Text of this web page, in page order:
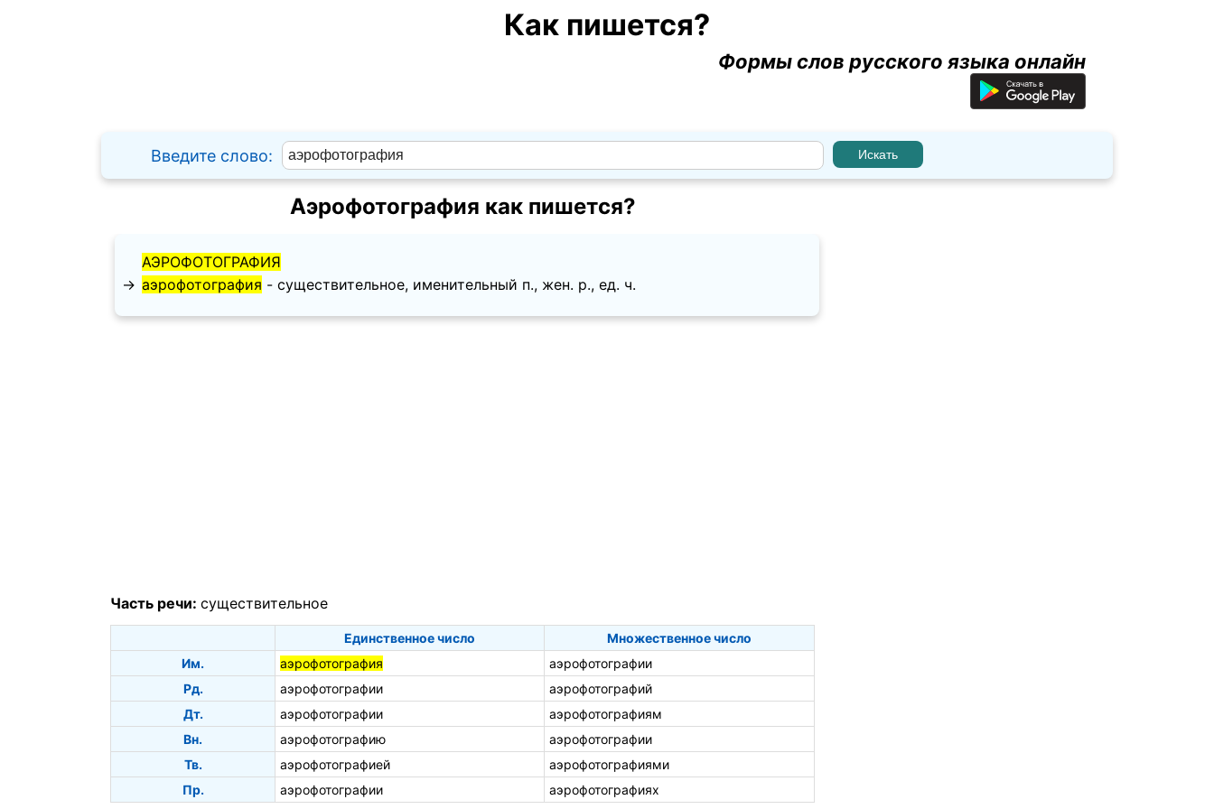
Как пишется?
Формы слов русского языка онлайн
Введите слово:
Аэрофотография как пишется?
АЭРОФОТОГРАФИЯ
→ аэрофотография - существительное, именительный п., жен. p., ед. ч.
Часть речи: существительное
Единственное число
Множественное число
Им.
аэрофотография
аэрофотографии
Рд.
аэрофотографии
аэрофотографий
Дт.
аэрофотографии
аэрофотографиям
Вн.
аэрофотографию
аэрофотографии
Тв.
аэрофотографией
аэрофотографиями
Пр.
аэрофотографии аэрофотографиях